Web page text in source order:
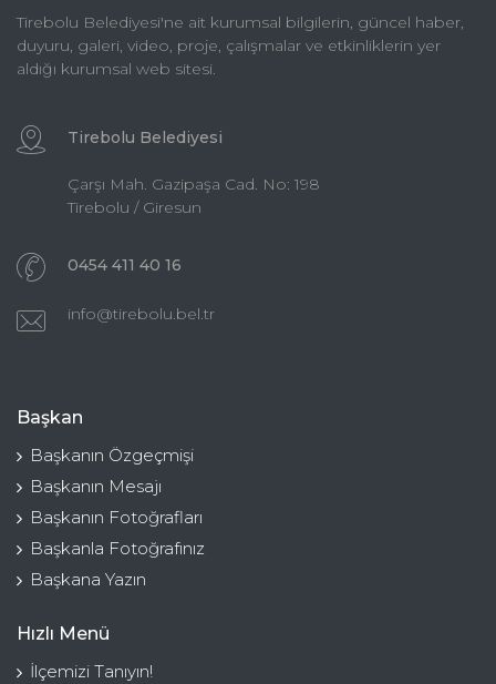
Tirebolu Belediyesi'ne ait kurumsal bilgilerin, güncel haber,
duyuru, galeri, video, proje, çalışmalar ve etkinliklerin yer
aldığı kurumsal web sitesi.
Tirebolu Belediyesi
Çarşı Mah. Gazipaşa Cad. No: 198
Tirebolu / Giresun
0454 411 40 16
info@tirebolu.bel.tr
Başkan
Başkanın Özgeçmişi
Başkanın Mesajı
Başkanın Fotoğrafları
Başkanla Fotoğrafınız
Başkana Yazın
Hızlı Menü
İlçemizi Tanıyın!